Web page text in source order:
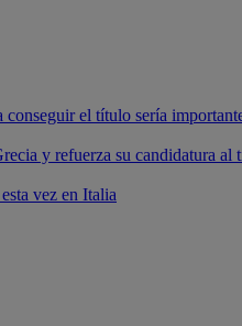
conseguir el título sería
y refuerza su candidatura al
vez en Italia